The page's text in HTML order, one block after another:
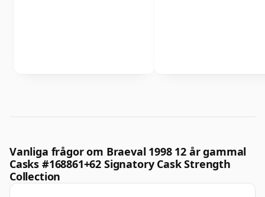
Vanliga frågor om Braeval 1998 12 år gammal
Casks #168861+62 Signatory Cask Strength
Collection